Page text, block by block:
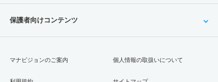
保護者向けコンテンツ
マナビジョンのご案内 個人情報の取扱いについて